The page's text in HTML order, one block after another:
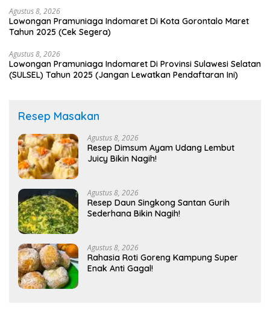
Agustus 8, 2026
Lowongan Pramuniaga Indomaret Di Kota Gorontalo Maret
Tahun 2025 (Cek Segera)
Agustus 8, 2026
Lowongan Pramuniaga Indomaret Di Provinsi Sulawesi Selatan
(SULSEL) Tahun 2025 (Jangan Lewatkan Pendaftaran Ini)
Resep Masakan
Agustus 8, 2026
Resep Dimsum Ayam Udang Lembut
Juicy Bikin Nagih!
Agustus 8, 2026
Resep Daun Singkong Santan Gurih
Sederhana Bikin Nagih!
Agustus 8, 2026
Rahasia Roti Goreng Kampung Super
Enak Anti Gagal!